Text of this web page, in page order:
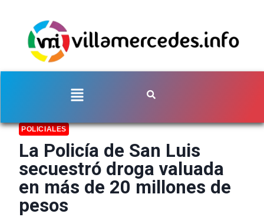
POLICIALES
La Policía de San Luis
secuestró droga valuada
en más de 20 millones de
pesos